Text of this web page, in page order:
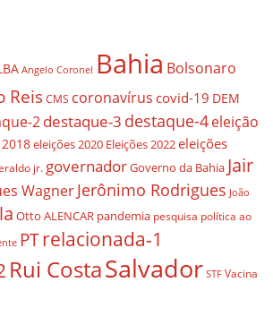
Angelo Coronel Bahia Bolsonaro
ReisCMS coronavírus covid-19 DEM
2destaque-3 destaque-4eleição
eleições 2020 Eleições 2022eleições
jr. governadorGoverno da Bahia Jair
WagnerJerônimo Rodrigues João
Otto ALENCAR pandemia pesquisa política ao
PTrelacionada-1
Rui CostaSalvador STF Vacina